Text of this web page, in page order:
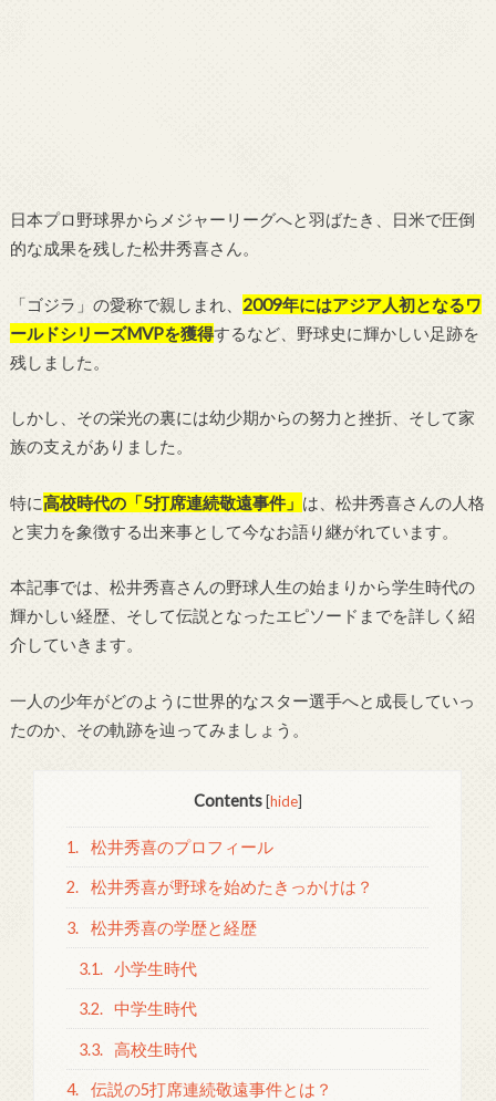
日本プロ野球界からメジャーリーグへと羽ばたき、日米で圧倒
的な成果を残した松井秀喜さん。
「ゴジラ」の愛称で親しまれ、 2009年にはアジア人初となるワ
ールドシリーズMVPを獲得するなど、野球史に輝かしい足跡を
残しました。
しかし、その栄光の裏には幼少期からの努力と挫折、そして家
族の支えがありました。
特に高校時代の「5打席連続敬遠事件」 は、松井秀喜さんの人格
と実力を象徴する出来事として今なお語り継がれています。
本記事では、松井秀喜さんの野球人生の始まりから学生時代の
輝かしい経歴、そして伝説となったエピソードまでを詳しく紹
介していきます。
一人の少年がどのように世界的なスター選手へと成長していっ
たのか、その軌跡を辿ってみましょう。
Contents [hide]
1. 松井秀喜のプロフィール
2. 松井秀喜が野球を始めたきっかけは？
3. 松井秀喜の学歴と経歴
3.1. 小学生時代
3.2. 中学生時代
3.3. 高校生時代
4. 伝説の5打席連続敬遠事件とは？